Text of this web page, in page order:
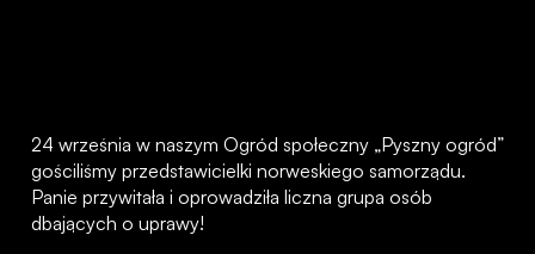
24 września w naszym Ogród społeczny „Pyszny ogród”
gościliśmy przedstawicielki norweskiego samorządu.
Panie przywitała i oprowadziła liczna grupa osób
dbających o uprawy!